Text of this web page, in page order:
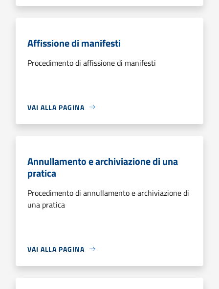
Affissione di manifesti
Procedimento di affissione di manifesti
VAI ALLA PAGINA
Annullamento e archiviazione di una
pratica
Procedimento di annullamento e archiviazione di
una pratica
VAI ALLA PAGINA